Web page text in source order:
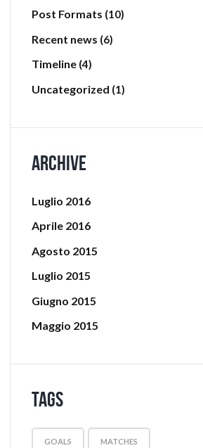
Post Formats (10)
Recent news (6)
Timeline (4)
Uncategorized (1)
Archive
Luglio 2016
Aprile 2016
Agosto 2015
Luglio 2015
Giugno 2015
Maggio 2015
Tags
GOALS MATCHES